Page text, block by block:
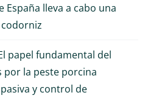
España lleva a cabo una
papel fundamental del
por la peste porcina
y control de